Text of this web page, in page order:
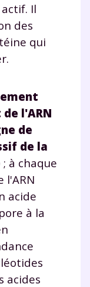
Il
des
qui
l'ARN
de
de la
; à chaque
l'ARN
acide
à la
acides